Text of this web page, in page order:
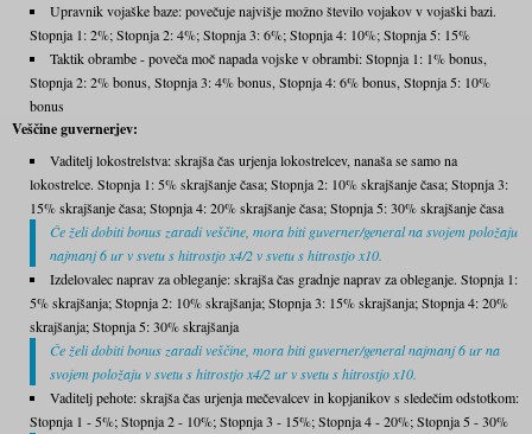
Upravnik vojaške baze: povečuje najvišje možno število vojakov v vojaški bazi.
Stopnja 1: 2%; Stopnja 2: 4%; Stopnja 3: 6%; Stopnja 4: 10%; Stopnja 5: 15%
Taktik obrambe - poveča moč napada vojske v obrambi: Stopnja 1: 1% bonus,
Stopnja 2: 2% bonus, Stopnja 3: 4% bonus, Stopnja 4: 6% bonus, Stopnja 5: 10%
bonus
Veščine guvernerjev:
Vaditelj lokostrelstva: skrajša čas urjenja lokostrelcev, nanaša se samo na
lokostrelce. Stopnja 1: 5% skrajšanje časa; Stopnja 2: 10% skrajšanje časa; Stopnja 3:
15% skrajšanje časa; Stopnja 4: 20% skrajšanje časa; Stopnja 5: 30% skrajšanje časa
Če želi dobiti bonus zaradi veščine, mora biti guverner/general na svojem položaju
najmanj 6 ur v svetu s hitrostjo x4/2 v svetu s hitrostjo x10.
Izdelovalec naprav za obleganje: skrajša čas gradnje naprav za obleganje. Stopnja 1:
5% skrajšanja; Stopnja 2: 10% skrajšanja; Stopnja 3: 15% skrajšanja; Stopnja 4: 20%
skrajšanja; Stopnja 5: 30% skrajšanja
Če želi dobiti bonus zaradi veščine, mora biti guverner/general najmanj 6 ur na
svojem položaju v svetu s hitrostjo x4/2 ur v svetu s hitrostjo x10.
Vaditelj pehote: skrajša čas urjenja mečevalcev in kopjanikov s sledečim odstotkom:
Stopnja 1 - 5%; Stopnja 2 - 10%; Stopnja 3 - 15%; Stopnja 4 - 20%; Stopnja 5 - 30%